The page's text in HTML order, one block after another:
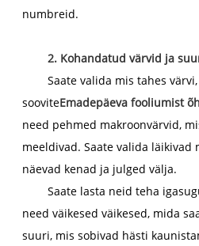
numbreid.
2. Kohandatud värvid ja
Saate valida mis tahes
sooviteEmadepäeva fooliumist
need pehmed makroonvärvid,
meeldivad. Saate valida läikivad
näevad kenad ja julged välja.
Saate lasta neid teha
need väikesed väikesed, mida
suuri, mis sobivad hästi